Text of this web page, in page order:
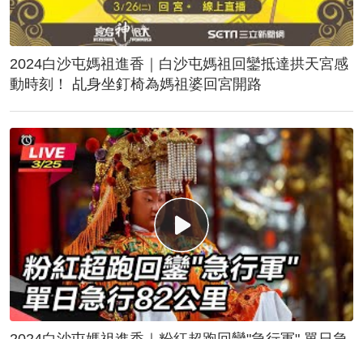
2024白沙屯媽祖進香｜白沙屯媽祖回鑾抵達拱天宮感
動時刻！ 乩身坐釘椅為媽祖婆回宮開路